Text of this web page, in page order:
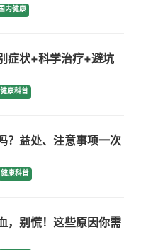
国内健康
症状+科学治疗+避坑
健康科普
？益处、注意事项一次
健康科普
，别慌！这些原因你需